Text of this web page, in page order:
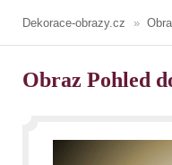
Dekorace-obrazy.cz
Obraz Pohled